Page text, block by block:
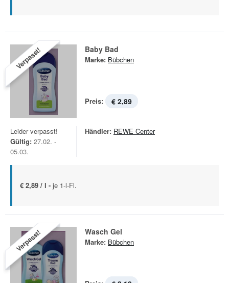
Verpasst! Baby Bad
Marke: Bübchen
Preis: € 2,89
Leider verpasst!
Gültig: 27.02. -
05.03.
Händler: REWE Center
€ 2,89 / l - je 1-l-Fl.
Verpasst! Wasch Gel
Marke: Bübchen